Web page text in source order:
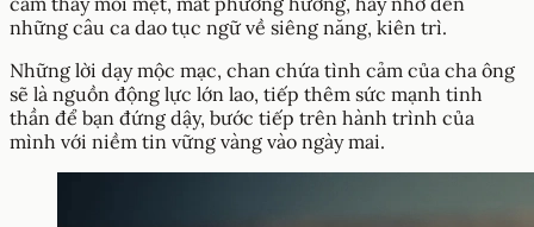
những câu ca dao tục ngữ về siêng năng, kiên trì.
Những lời dạy mộc mạc, chan chứa tình cảm của cha ông
sẽ là nguồn động lực lớn lao, tiếp thêm sức mạnh tinh
thần để bạn đứng dậy, bước tiếp trên hành trình của
mình với niềm tin vững vàng vào ngày mai.